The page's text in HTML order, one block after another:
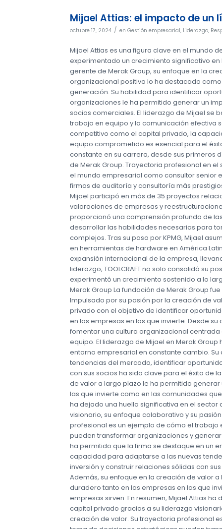
Mijael Attias: el impacto de un
octubre 17, 2024 / en Gestión empresarial, Liderazgo,
Mijael Attias es una figura clave en el mundo
experimentado un crecimiento significativo
gerente de Merak Group, su enfoque en la
organizacional positiva lo ha destacado
generación. Su habilidad para identificar
organizaciones le ha permitido generar un
socios comerciales. El liderazgo de Mijael se
trabajo en equipo y la comunicación efectiva
competitivo como el capital privado, la
equipo comprometido es esencial para el
constante en su carrera, desde sus primeros
de Merak Group. Trayectoria profesional en
el mundo empresarial como consultor senior
firmas de auditoría y consultoría más
Mijael participó en más de 35 proyectos
valoraciones de empresas y
proporcionó una comprensión profunda de
desarrollar las habilidades necesarias para
complejos. Tras su paso por KPMG, Mijael
en herramientas de hardware en América
expansión internacional de la empresa,
liderazgo, TOOLCRAFT no solo consolidó su
experimentó un crecimiento sostenido a lo
Merak Group La fundación de Merak Group
Impulsado por su pasión por la creación de
privado con el objetivo de identificar
en las empresas en las que invierte. Desde
fomentar una cultura organizacional
equipo. El liderazgo de Mijael en Merak
entorno empresarial en constante cambio.
tendencias del mercado, identificar
con sus socios ha sido clave para el éxito de
de valor a largo plazo le ha permitido
las que invierte como en las comunidades
ha dejado una huella significativa en el
visionario, su enfoque colaborativo y su
profesional es un ejemplo de cómo el
pueden transformar organizaciones y
ha permitido que la firma se destaque en un
capacidad para adaptarse a las nuevas
inversión y construir relaciones sólidas con
Además, su enfoque en la creación de valor
duradero tanto en las empresas en las que
empresas sirven. En resumen, Mijael Attias
capital privado gracias a su liderazgo
creación de valor. Su trayectoria profesional